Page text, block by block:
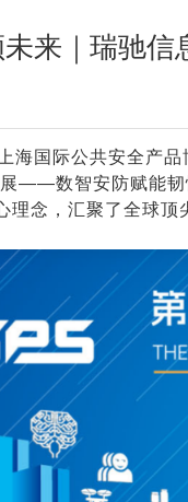
施产品
超融合云平台
器
高性能服务器
招聘来｜瑞驰信
海国际公共安全产
——数智安防赋能
理念，汇聚了全球